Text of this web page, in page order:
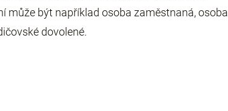
může být například osoba zaměstnaná, osoba
dovolené.